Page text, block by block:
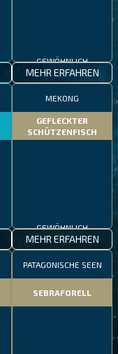
GEWÖHNLICH
MEHR ERFAHREN
MEKONG
GEFLECKTER
SCHÜTZENFISCH
GEWÖHNLICH
MEHR ERFAHREN
PATAGONISCHE SEEN
SEBRAFORELL